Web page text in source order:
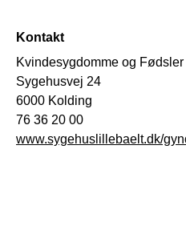
Kontakt
Kvindesygdomme og Fødsler
Sygehusvej 24
6000 Kolding
76 36 20 00
www.sygehuslillebaelt.dk/